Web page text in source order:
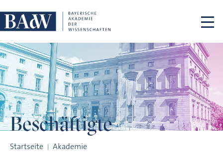
Beschäftigte
Startseite Akademie